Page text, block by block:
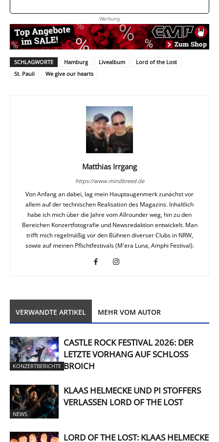
Werbung
SCHLAGWORTE Hamburg Livealbum
Lord of the Lost
St. Pauli
We give our hearts
Matthias Irrgang
https://www.mindbreed.de
Von Anfang an dabei, lag mein Hauptaugenmerk zunächst vor
allem auf der technischen Realisation des Magazins. Inhaltlich
habe ich mich über die Jahre vom Allrounder weg, hin zu den
Bereichen Konzertfotografie und Newsredaktion entwickelt. Man
trifft mich regelmäßig vor den Bühnen diverser Clubs in NRW,
sowie auf meinen Pflichtfestivals (M'era Luna, Amphi Festival).
VERWANDTE ARTIKEL MEHR VOM AUTOR
KONZERTBERICHTE
CASTLE ROCK FESTIVAL 2026: DER
LETZTE VORHANG AUF SCHLOSS
BROICH
NEWS
KLAAS HELMECKE UND PI STOFFERS
VERLASSEN LORD OF THE LOST
LORD OF THE LOST: KLAAS HELMECKE